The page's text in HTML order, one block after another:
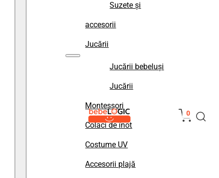
Suzete și
accesorii
Jucării
Jucării bebeluși
Jucării
Montessori
Colaci de înot
Costume UV
Accesorii plajă
0